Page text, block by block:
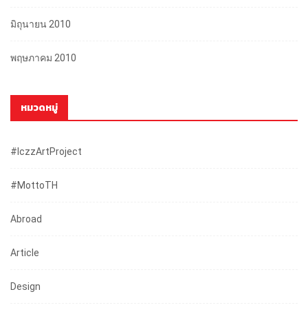
มิถุนายน 2010
พฤษภาคม 2010
หมวดหมู่
#iczzArtProject
#mottoTH
Abroad
Article
Design